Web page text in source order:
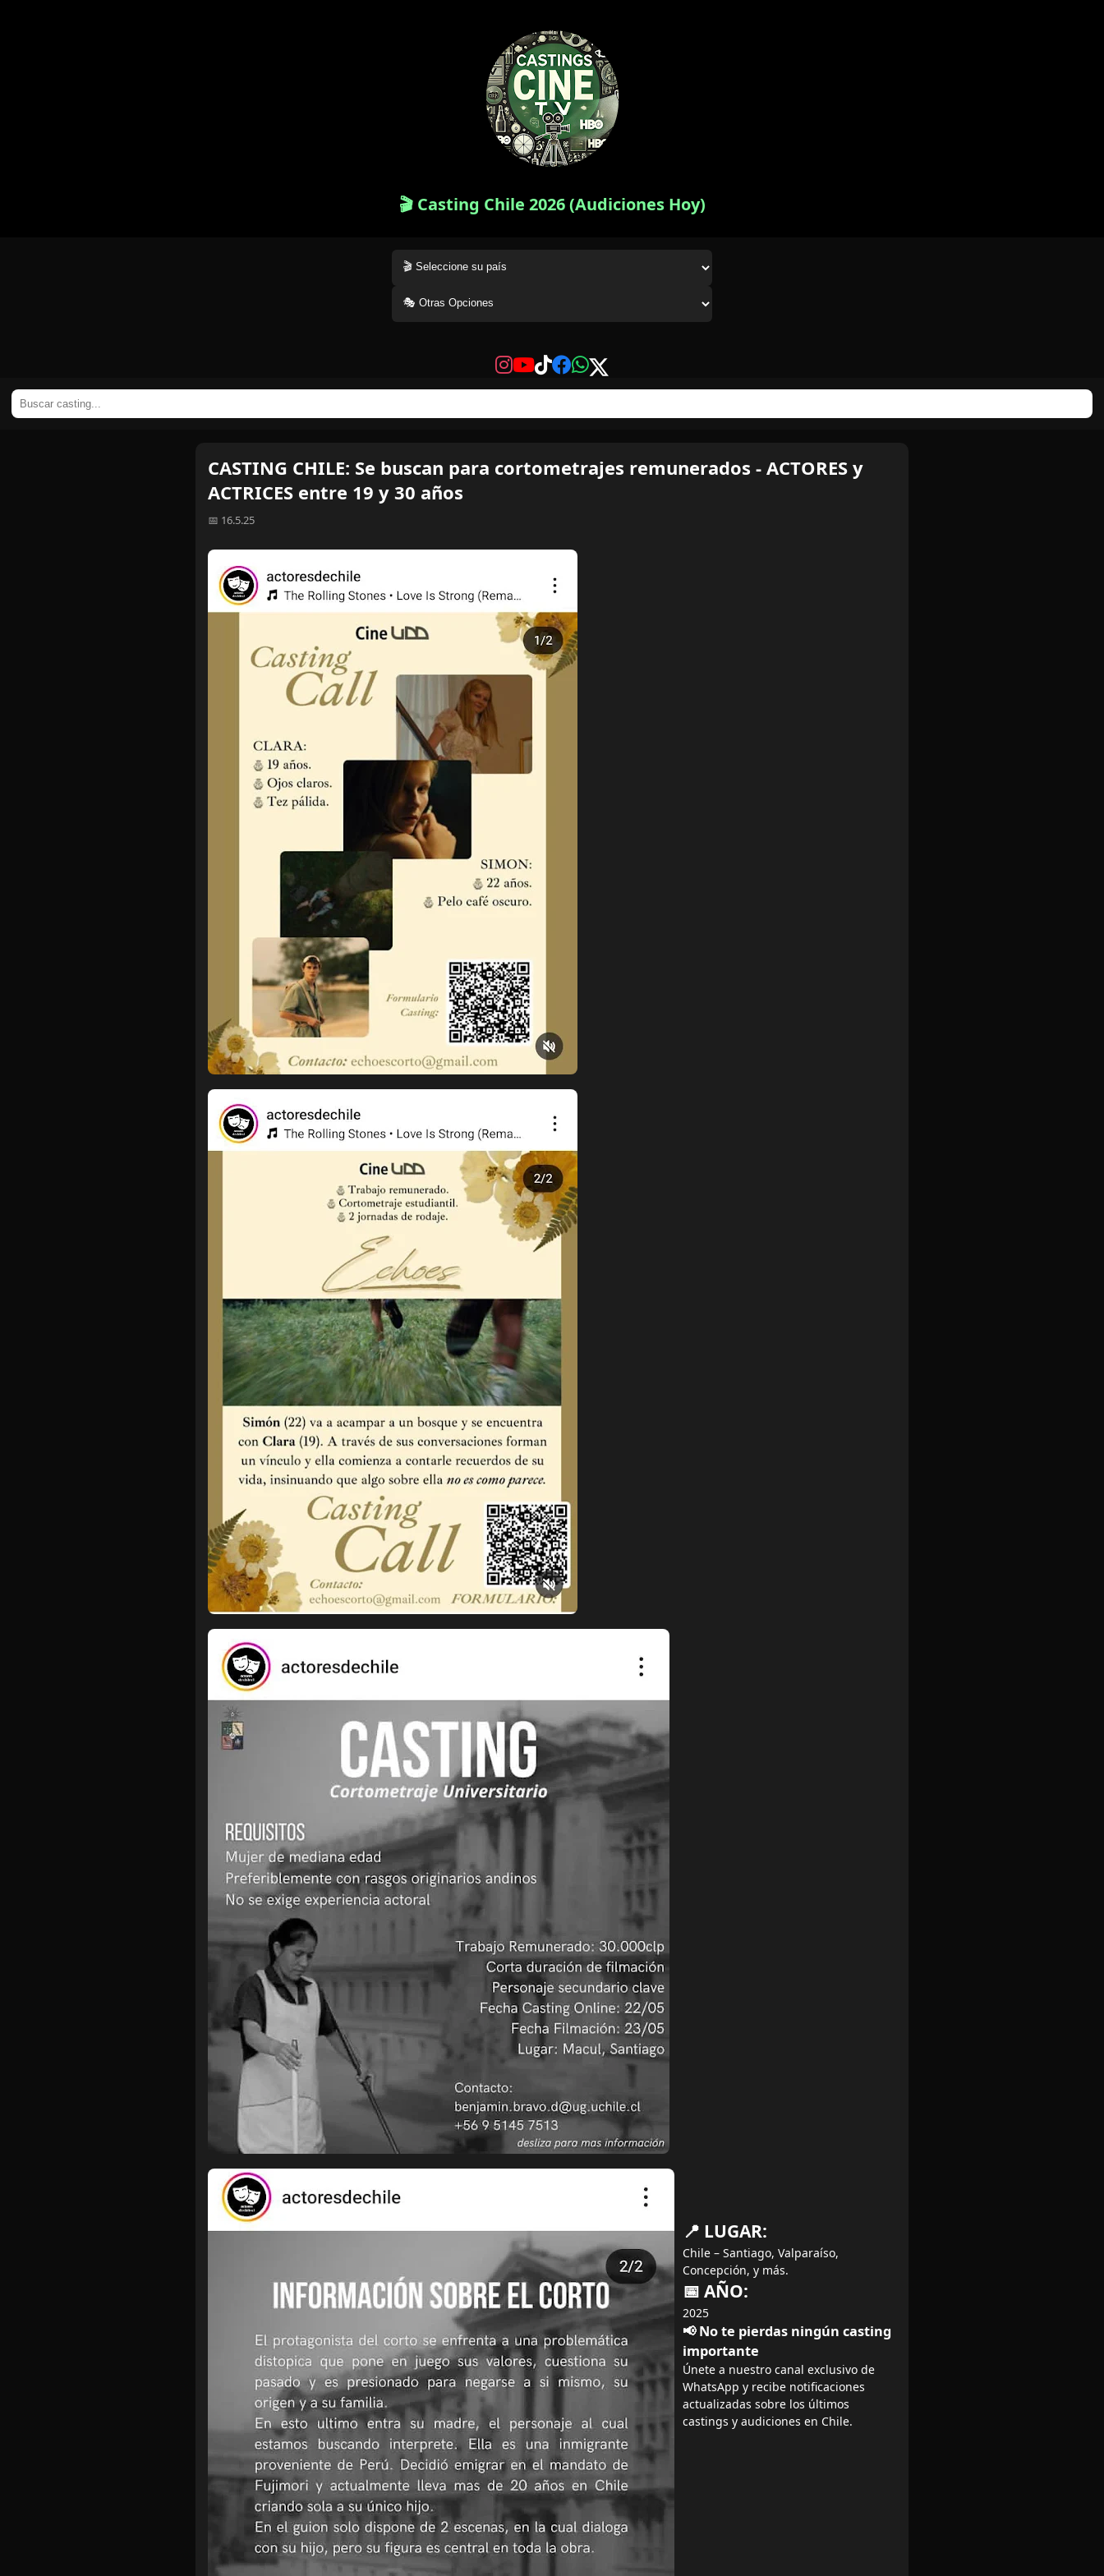
🎬 Casting Chile 2026 (Audiciones Hoy)
CASTING CHILE: Se buscan para cortometrajes remunerados - ACTORES y
ACTRICES entre 19 y 30 años
📅 16.5.25
📍 LUGAR:
Chile – Santiago, Valparaíso,
Concepción, y más.
📅 AÑO:
2025
📢 No te pierdas ningún casting
importante
Únete a nuestro canal exclusivo de
WhatsApp y recibe notificaciones
actualizadas sobre los últimos
castings y audiciones en Chile.